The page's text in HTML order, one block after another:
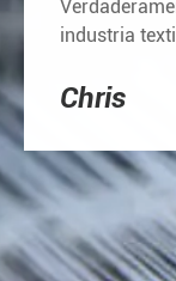
industria
Chris